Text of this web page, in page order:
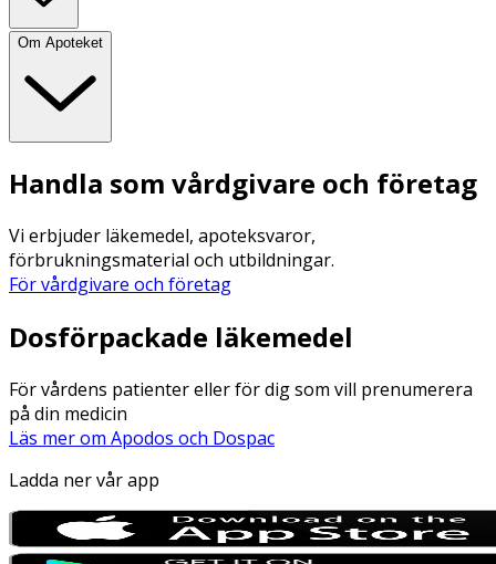
Om Apoteket
Handla som vårdgivare och företag
Vi erbjuder läkemedel, apoteksvaror,
förbrukningsmaterial och utbildningar.
För vårdgivare och företag
Dosförpackade läkemedel
För vårdens patienter eller för dig som vill prenumerera
på din medicin
Läs mer om Apodos och Dospac
Ladda ner vår app